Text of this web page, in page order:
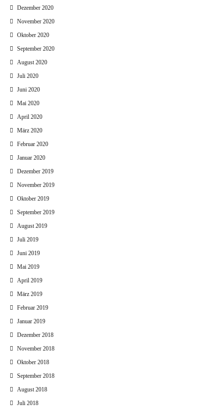
Dezember 2020
November 2020
Oktober 2020
September 2020
August 2020
Juli 2020
Juni 2020
Mai 2020
April 2020
März 2020
Februar 2020
Januar 2020
Dezember 2019
November 2019
Oktober 2019
September 2019
August 2019
Juli 2019
Juni 2019
Mai 2019
April 2019
März 2019
Februar 2019
Januar 2019
Dezember 2018
November 2018
Oktober 2018
September 2018
August 2018
Juli 2018